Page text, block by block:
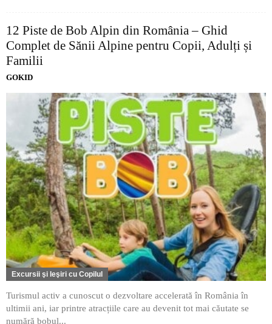
12 Piste de Bob Alpin din România – Ghid
Complet de Sănii Alpine pentru Copii, Adulți și
Familii
GOKID
Excursii şi Ieşiri cu Copilul
Turismul activ a cunoscut o dezvoltare accelerată în România în
ultimii ani, iar printre atracțiile care au devenit tot mai căutate se
numără bobul...